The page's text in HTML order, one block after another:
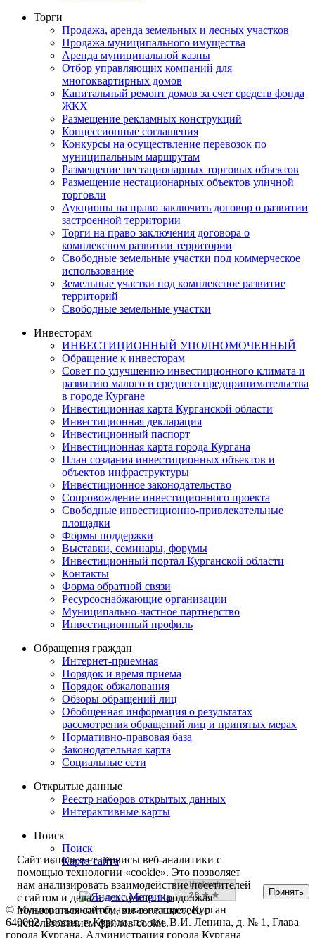
Торги
Продажа, аренда земельных и лесных участков
Продажа муниципального имущества
Аренда муниципальной казны
Отбор управляющих компаний для
многоквартирных домов
Капитальный ремонт домов за счет средств фонда
ЖКХ
Размещение рекламных конструкций
Концессионные соглашения
Конкурсы на осуществление перевозок по
муниципальным маршрутам
Размещение нестационарных торговых объектов
Размещение нестационарных объектов уличной
торговли
Аукционы на право заключить договор о развитии
застроенной территории
Торги на право заключения договора о
комплексном развитии территории
Свободные земельные участки под коммерческое
использование
Земельные участки под комплексное развитие
территорий
Свободные земельные участки
Инвесторам
ИНВЕСТИЦИОННЫЙ УПОЛНОМОЧЕННЫЙ
Обращение к инвесторам
Совет по улучшению инвестиционного климата и
развитию малого и среднего предпринимательства
в городе Кургане
Инвестиционная карта Курганской области
Инвестиционная декларация
Инвестиционный паспорт
Инвестиционная карта города Кургана
План создания инвестиционных объектов и
объектов инфраструктуры
Инвестиционное законодательство
Сопровождение инвестиционного проекта
Свободные инвестиционно-привлекательные
площадки
Формы поддержки
Выставки, семинары, форумы
Инвестиционный портал Курганской области
Контакты
Форма обратной связи
Ресурсоснабжающие организации
Муниципально-частное партнерство
Инвестиционный профиль
Обращения граждан
Интернет-приемная
Порядок и время приема
Порядок обжалования
Обзоры обращений лиц
Обобщенная информация о результатах
рассмотрения обращений лиц и принятых мерах
Нормативно-правовая база
Законодательная карта
Социальные сети
Открытые данные
Реестр наборов открытых данных
Интерактивные карты
Поиск
Поиск
Карта сайта
© Муниципальное образование город Курган
640002, Россия, г. Курган, пл. им. В.И. Ленина, д. № 1, Глава
города Кургана, Администрация города Кургана
Сайт использует сервисы веб-аналитики с
помощью технологии «cookie». Это позволяет
нам анализировать взаимодействие посетителей
с сайтом и делать его лучше. Продолжая
пользоваться сайтом, вы соглашаетесь с
использованием файлов cookie.
Принять